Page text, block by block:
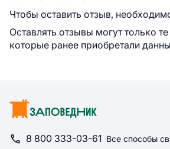
Чтобы оставить отзыв,
Оставлять отзывы могут только
которые ранее приобретали
8 800 333-03-61 Все способы